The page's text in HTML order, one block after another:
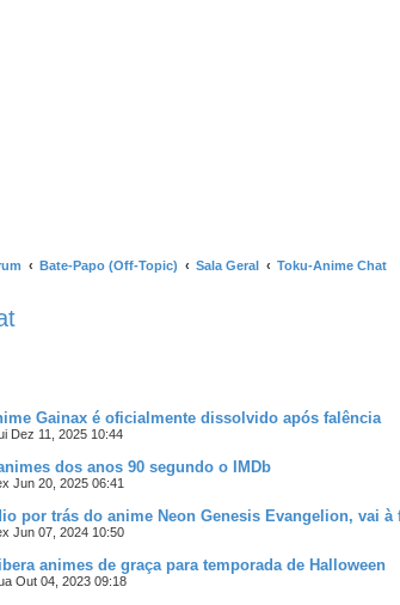
Bate-Papo (Off-Topic) Sala Geral Toku-Anime Chat
Gainax é oficialmente dissolvido após falência
Dez 11, 2025 10:44
dos anos 90 segundo o IMDb
Jun 20, 2025 06:41
por trás do anime Neon Genesis Evangelion, vai à
Jun 07, 2024 10:50
animes de graça para temporada de Halloween
Out 04, 2023 09:18